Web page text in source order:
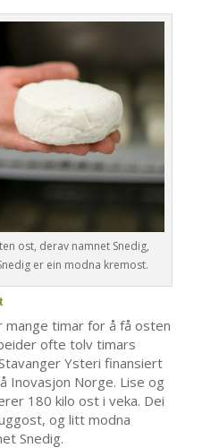
ost, derav namnet Snedig,
er ein modna kremost.
mange timar for å få osten
ofte tolv timars
Ysteri finansiert
Inovasjon Norge. Lise og
180 kilo ost i veka. Dei
og litt modna
Snedig.